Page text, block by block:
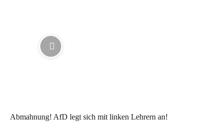
Abmahnung! AfD legt sich mit linken Lehrern an!